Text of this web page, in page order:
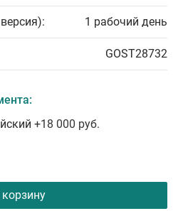
1 рабочий день
GOST28732
+18 000 руб.
корзину